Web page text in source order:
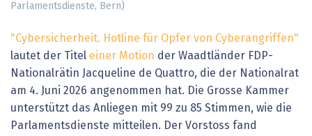
Parlamentsdienste, Bern)
"Cybersicherheit. Hotline für Opfer von Cyberangriffen"
lautet der Titel einer Motion der Waadtländer FDP-
Nationalrätin Jacqueline de Quattro, die der Nationalrat
am 4. Juni 2026 angenommen hat. Die Grosse Kammer
unterstützt das Anliegen mit 99 zu 85 Stimmen, wie die
Parlamentsdienste mitteilen. Der Vorstoss fand